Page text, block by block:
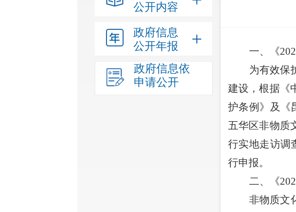
公开内容
政府信息
公开年报
政府信息依
申请公开
一、《20
为有效保
建设，根据《
护条例》及《
五华区非物质
行实地走访调
行申报。
二、《20
非物质文